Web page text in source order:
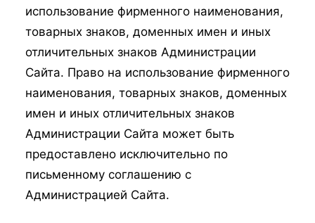
использование фирменного наименования,
товарных знаков, доменных имен и иных
отличительных знаков Администрации
Сайта. Право на использование фирменного
наименования, товарных знаков, доменных
имен и иных отличительных знаков
Администрации Сайта может быть
предоставлено исключительно по
письменному соглашению с
Администрацией Сайта.